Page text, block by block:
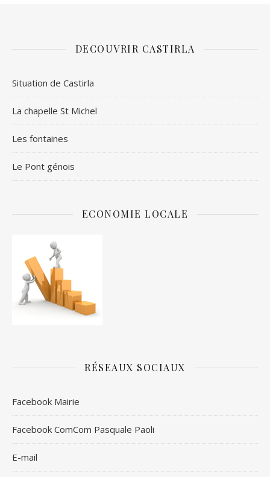
DECOUVRIR CASTIRLA
Situation de Castirla
La chapelle St Michel
Les fontaines
Le Pont génois
ECONOMIE LOCALE
RÉSEAUX SOCIAUX
Facebook Mairie
Facebook ComCom Pasquale Paoli
E-mail